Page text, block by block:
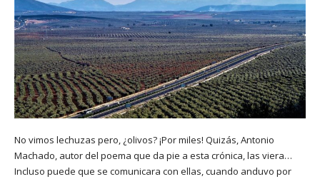
No vimos lechuzas pero, ¿olivos? ¡Por miles! Quizás, Antonio
Machado, autor del poema que da pie a esta crónica, las viera…
Incluso puede que se comunicara con ellas, cuando anduvo por